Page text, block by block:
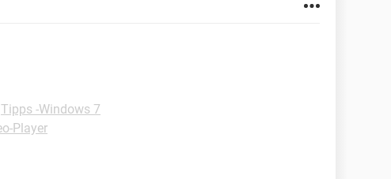
Tipps -Windows 7
Player